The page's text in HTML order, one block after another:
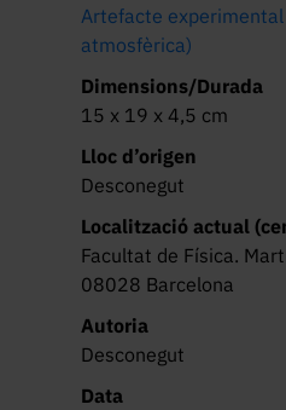
Artefacte
atmosfèrica)
Dimensions/Durada
15 x 19 x 4,5 cm
Lloc d’origen
Desconegut
Localització actual
Facultat de Física.
08028 Barcelona
Autoria
Desconegut
Data